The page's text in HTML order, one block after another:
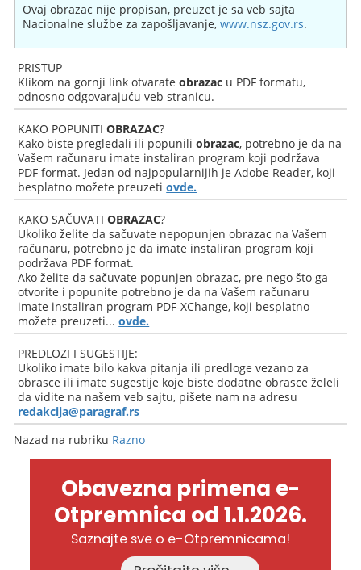
Ovaj obrazac nije propisan, preuzet je sa veb sajta
Nacionalne službe za zapošljavanje,www.nsz.gov.rs.
PRISTUP
Klikom na gornji link otvarateobrazac u PDF formatu,
odnosno odgovarajuću veb stranicu.
KAKO POPUNITIOBRAZAC?
Kako biste pregledali ili popuniliobrazac, potrebno je da na
Vašem računaru imate instaliran program koji podržava
PDF format. Jedan od najpopularnijih je Adobe Reader, koji
besplatno možete preuzetiovde.
KAKO SAČUVATIOBRAZAC?
Ukoliko želite da sačuvate nepopunjen obrazac na Vašem
računaru, potrebno je da imate instaliran program koji
podržava PDF format.
Ako želite da sačuvate popunjen obrazac, pre nego što ga
otvorite i popunite potrebno je da na Vašem računaru
imate instaliran program PDF-XChange, koji besplatno
možete preuzeti...ovde.
PREDLOZI I SUGESTIJE:
Ukoliko imate bilo kakva pitanja ili predloge vezano za
obrasce ili imate sugestije koje biste dodatne obrasce želeli
da vidite na našem veb sajtu, pišete nam na adresu
redakcija@paragraf.rs
Nazad na rubriku Razno
Obavezna primena e-
Otpremnica od 1.1.2026.
Saznajte sve o e-Otpremnicama!